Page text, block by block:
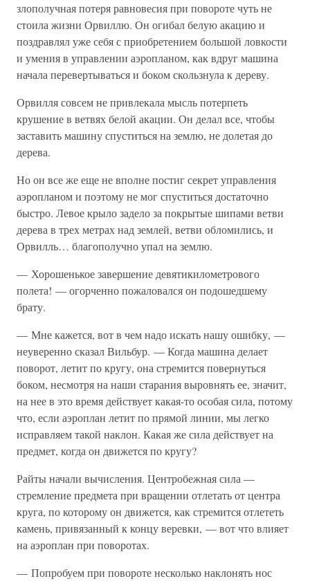
злополучная потеря равновесия при повороте чуть не
стоила жизни Орвиллю. Он огибал белую акацию и
поздравлял уже себя с приобретением большой ловкости
и умения в управлении аэропланом, как вдруг машина
начала перевертываться и боком скользнула к дереву.
Орвилля совсем не привлекала мысль потерпеть
крушение в ветвях белой акации. Он делал все, чтобы
заставить машину спуститься на землю, не долетая до
дерева.
Но он все же еще не вполне постиг секрет управления
аэропланом и поэтому не мог спуститься достаточно
быстро. Левое крыло задело за покрытые шипами ветви
дерева в трех метрах над землей, ветви обломились, и
Орвилль… благополучно упал на землю.
— Хорошенькое завершение девятикилометрового
полета! — огорченно пожаловался он подошедшему
брату.
— Мне кажется, вот в чем надо искать нашу ошибку, —
неуверенно сказал Вильбур. — Когда машина делает
поворот, летит по кругу, она стремится повернуться
боком, несмотря на наши старания выровнять ее, значит,
на нее в это время действует какая-то особая сила, потому
что, если аэроплан летит по прямой линии, мы легко
исправляем такой наклон. Какая же сила действует на
предмет, когда он движется по кругу?
Райты начали вычисления. Центробежная сила —
стремление предмета при вращении отлетать от центра
круга, по которому он движется, как стремится отлететь
камень, привязанный к концу веревки, — вот что влияет
на аэроплан при поворотах.
— Попробуем при повороте несколько наклонять нос